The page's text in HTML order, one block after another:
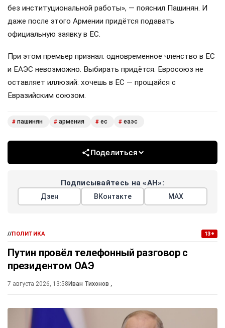
без институциональной работы», — пояснил Пашинян. И
даже после этого Армении придётся подавать
официальную заявку в ЕС.
При этом премьер признал: одновременное членство в ЕС
и ЕАЭС невозможно. Выбирать придётся. Евросоюз не
оставляет иллюзий: хочешь в ЕС — прощайся с
Евразийским союзом.
# пашинян # армения # ес # еаэс
Поделиться
Подписывайтесь на «АН»:
Дзен ВКонтакте МАХ
//ПОЛИТИКА 13+
Путин провёл телефонный разговор с
президентом ОАЭ
7 августа 2026, 13:58 Иван Тихонов ,